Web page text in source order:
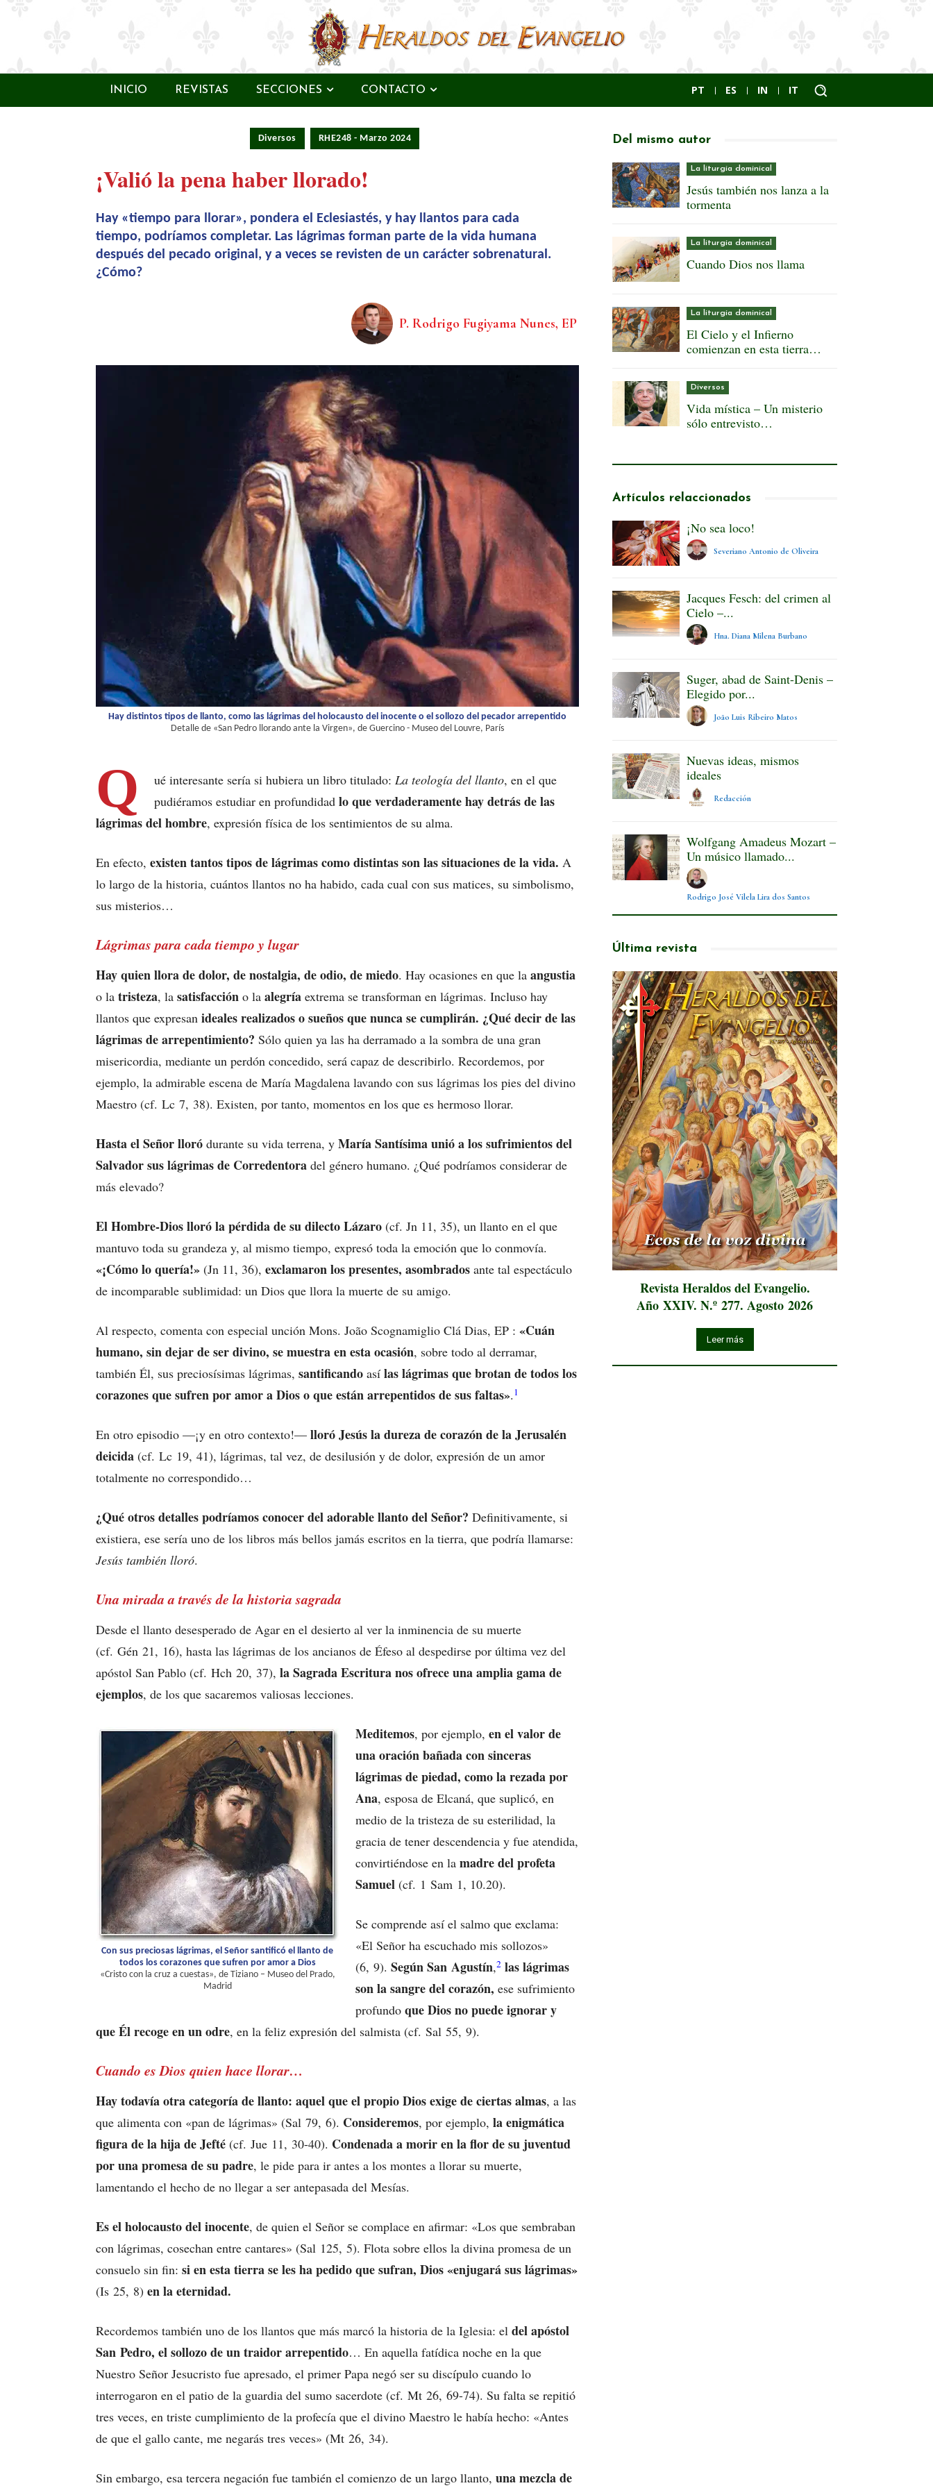
INICIO REVISTAS SECCIONES CONTACTO PT ES IN IT
Diversos RHE248 - Marzo 2024
¡Valió la pena haber llorado!
Hay «tiempo para llorar», pondera el Eclesiastés, y hay llantos para cada
tiempo, podríamos completar. Las lágrimas forman parte de la vida humana
después del pecado original, y a veces se revisten de un carácter sobrenatural.
¿Cómo?
P. Rodrigo Fugiyama Nunes, EP
Hay distintos tipos de llanto, como las lágrimas del holocausto del inocente o el sollozo del pecador arrepentido
Detalle de «San Pedro llorando ante la Virgen», de Guercino - Museo del Louvre, París
Q ué interesante sería si hubiera un libro titulado: La teología del llanto, en el que
pudiéramos estudiar en profundidad lo que verdaderamente hay detrás de las
lágrimas del hombre, expresión física de los sentimientos de su alma.
En efecto, existen tantos tipos de lágrimas como distintas son las situaciones de la vida. A
lo largo de la historia, cuántos llantos no ha habido, cada cual con sus matices, su simbolismo,
sus misterios…
Lágrimas para cada tiempo y lugar
Hay quien llora de dolor, de nostalgia, de odio, de miedo. Hay ocasiones en que la angustia
o la tristeza, la satisfacción o la alegría extrema se transforman en lágrimas. Incluso hay
llantos que expresan ideales realizados o sueños que nunca se cumplirán. ¿Qué decir de las
lágrimas de arrepentimiento? Sólo quien ya las ha derramado a la sombra de una gran
misericordia, mediante un perdón concedido, será capaz de describirlo. Recordemos, por
ejemplo, la admirable escena de María Magdalena lavando con sus lágrimas los pies del divino
Maestro (cf. Lc 7, 38). Existen, por tanto, momentos en los que es hermoso llorar.
Hasta el Señor lloró durante su vida terrena, y María Santísima unió a los sufrimientos del
Salvador sus lágrimas de Corredentora del género humano. ¿Qué podríamos considerar de
más elevado?
El Hombre-Dios lloró la pérdida de su dilecto Lázaro (cf. Jn 11, 35), un llanto en el que
mantuvo toda su grandeza y, al mismo tiempo, expresó toda la emoción que lo conmovía.
«¡Cómo lo quería!» (Jn 11, 36), exclamaron los presentes, asombrados ante tal espectáculo
de incomparable sublimidad: un Dios que llora la muerte de su amigo.
Al respecto, comenta con especial unción Mons. João Scognamiglio Clá Dias, EP : «Cuán
humano, sin dejar de ser divino, se muestra en esta ocasión, sobre todo al derramar,
también Él, sus preciosísimas lágrimas, santificando así las lágrimas que brotan de todos los
corazones que sufren por amor a Dios o que están arrepentidos de sus faltas».1
En otro episodio —¡y en otro contexto!— lloró Jesús la dureza de corazón de la Jerusalén
deicida (cf. Lc 19, 41), lágrimas, tal vez, de desilusión y de dolor, expresión de un amor
totalmente no correspondido…
¿Qué otros detalles podríamos conocer del adorable llanto del Señor? Definitivamente, si
existiera, ese sería uno de los libros más bellos jamás escritos en la tierra, que podría llamarse:
Jesús también lloró.
Una mirada a través de la historia sagrada
Desde el llanto desesperado de Agar en el desierto al ver la inminencia de su muerte
(cf. Gén 21, 16), hasta las lágrimas de los ancianos de Éfeso al despedirse por última vez del
apóstol San Pablo (cf. Hch 20, 37), la Sagrada Escritura nos ofrece una amplia gama de
ejemplos, de los que sacaremos valiosas lecciones.
Con sus preciosas lágrimas, el Señor santificó el llanto de
todos los corazones que sufren por amor a Dios
«Cristo con la cruz a cuestas», de Tiziano – Museo del Prado,
Madrid
Meditemos, por ejemplo, en el valor de
una oración bañada con sinceras
lágrimas de piedad, como la rezada por
Ana, esposa de Elcaná, que suplicó, en
medio de la tristeza de su esterilidad, la
gracia de tener descendencia y fue atendida,
convirtiéndose en la madre del profeta
Samuel (cf. 1 Sam 1, 10.20).
Se comprende así el salmo que exclama:
«El Señor ha escuchado mis sollozos»
(6, 9). Según San Agustín,2 las lágrimas
son la sangre del corazón, ese sufrimiento
profundo que Dios no puede ignorar y
que Él recoge en un odre, en la feliz expresión del salmista (cf. Sal 55, 9).
Cuando es Dios quien hace llorar…
Hay todavía otra categoría de llanto: aquel que el propio Dios exige de ciertas almas, a las
que alimenta con «pan de lágrimas» (Sal 79, 6). Consideremos, por ejemplo, la enigmática
figura de la hija de Jefté (cf. Jue 11, 30-40). Condenada a morir en la flor de su juventud
por una promesa de su padre, le pide para ir antes a los montes a llorar su muerte,
lamentando el hecho de no llegar a ser antepasada del Mesías.
Es el holocausto del inocente, de quien el Señor se complace en afirmar: «Los que sembraban
con lágrimas, cosechan entre cantares» (Sal 125, 5). Flota sobre ellos la divina promesa de un
consuelo sin fin: si en esta tierra se les ha pedido que sufran, Dios «enjugará sus lágrimas»
(Is 25, 8) en la eternidad.
Recordemos también uno de los llantos que más marcó la historia de la Iglesia: el del apóstol
San Pedro, el sollozo de un traidor arrepentido… En aquella fatídica noche en la que
Nuestro Señor Jesucristo fue apresado, el primer Papa negó ser su discípulo cuando lo
interrogaron en el patio de la guardia del sumo sacerdote (cf. Mt 26, 69-74). Su falta se repitió
tres veces, en triste cumplimiento de la profecía que el divino Maestro le había hecho: «Antes
de que el gallo cante, me negarás tres veces» (Mt 26, 34).
Sin embargo, esa tercera negación fue también el comienzo de un largo llanto, una mezcla de
Del mismo autor
La liturgia dominical
Jesús también nos lanza a la
tormenta
La liturgia dominical
Cuando Dios nos llama
La liturgia dominical
El Cielo y el Infierno
comienzan en esta tierra…
Diversos
Vida mística – Un misterio
sólo entrevisto…
Artículos relaccionados
¡No sea loco!
Severiano Antonio de Oliveira
Jacques Fesch: del crimen al
Cielo –...
Hna. Diana Milena Burbano
Suger, abad de Saint-Denis –
Elegido por...
João Luis Ribeiro Matos
Nuevas ideas, mismos
ideales
Redacción
Wolfgang Amadeus Mozart –
Un músico llamado...
Rodrigo José Vilela Lira dos Santos
Última revista
Revista Heraldos del Evangelio.
Año XXIV. N.º 277. Agosto 2026
Leer más